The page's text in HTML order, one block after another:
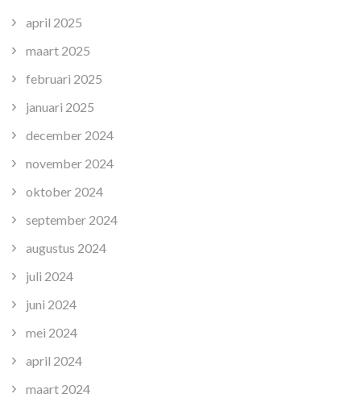
april 2025
maart 2025
februari 2025
januari 2025
december 2024
november 2024
oktober 2024
september 2024
augustus 2024
juli 2024
juni 2024
mei 2024
april 2024
maart 2024